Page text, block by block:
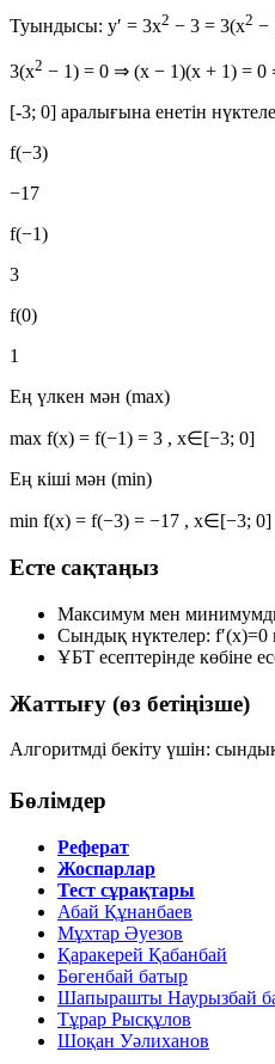
Туындысы: y′ = 3x2 − 3 = 3(x2 −
3(x2 − 1) = 0 ⇒ (x − 1)(x + 1) = 0
[-3; 0] аралығына енетін
f(−3)
−17
f(−1)
3
f(0)
1
Ең үлкен мән (max)
max f(x) = f(−1) = 3 , x∈[−3; 0]
Ең кіші мән (min)
min f(x) = f(−3) = −17 , x∈[−3; 0]
Есте сақтаңыз
Максимум мен
Сындық нүктелер: f′(x)=0
ҰБТ есептерінде көбіне
Жаттығу (өз бетіңізше)
Алгоритмді бекіту үшін:
Бөлімдер
Реферат
Жоспарлар
Тест сұрақтары
Абай Құнанбаев
Мұхтар Әуезов
Қаракерей Қабанбай
Бөгенбай батыр
Шапырашты Наурызбай
Тұрар Рысқұлов
Шоқан Уәлиханов